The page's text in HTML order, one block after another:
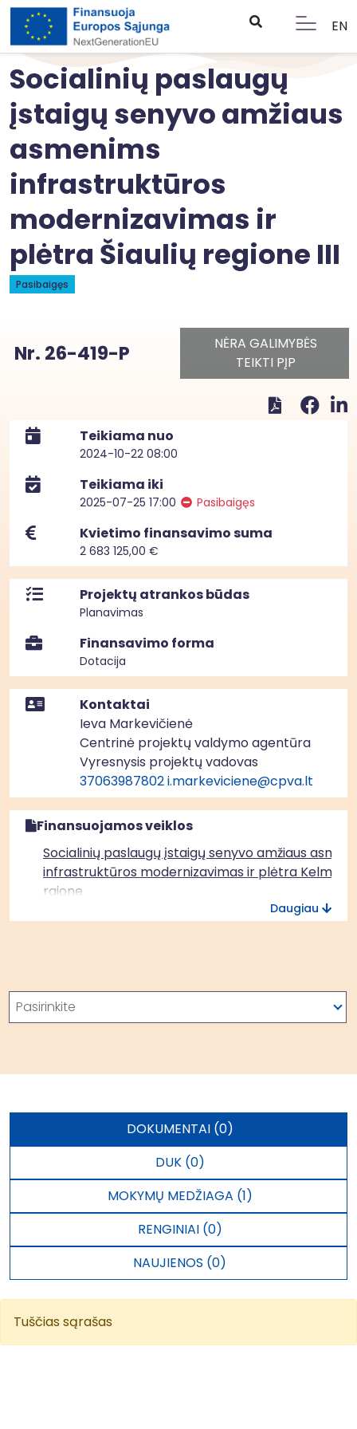
EN
Socialinių paslaugų
įstaigų senyvo amžiaus
asmenims
infrastruktūros
modernizavimas ir
plėtra Šiaulių regione III
Pasibaigęs
Nr. 26-419-P
NĖRA GALIMYBĖS
TEIKTI PĮP
Teikiama nuo
2024-10-22 08:00
Teikiama iki
2025-07-25 17:00 Pasibaigęs
Kvietimo finansavimo suma
2 683 125,00 €
Projektų atrankos būdas
Planavimas
Finansavimo forma
Dotacija
Kontaktai
Ieva Markevičienė
Centrinė projektų valdymo agentūra
Vyresnysis projektų vadovas
37063987802i.markeviciene@cpva.lt
Finansuojamos veiklos
Socialinių paslaugų įstaigų senyvo amžiaus
infrastruktūros modernizavimas ir plėtra Kelmės
rajone
Daugiau
Paieška
Pasirinkite
DOKUMENTAI (0)
DUK (0)
MOKYMŲ MEDŽIAGA (1)
RENGINIAI (0)
NAUJIENOS (0)
Tuščias sąrašas